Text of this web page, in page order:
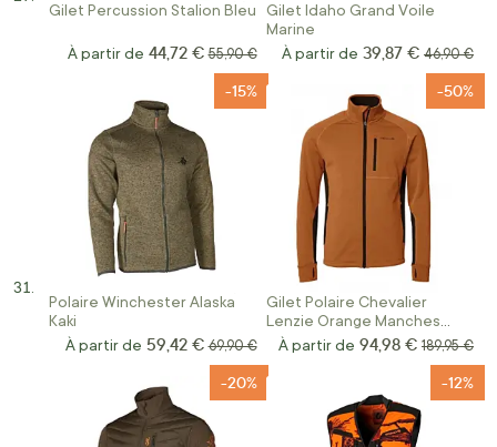
Gilet Percussion Stalion Bleu
À partir de 44,72 € Prix normal
55,90 €
Gilet Idaho Grand Voile
Marine
À partir de 39,87 € Prix
46,90 €
Polaire Winchester Alaska
Kaki
-15%
À partir de 59,42 € Prix normal
69,90 €
Gilet Polaire Chevalier
Lenzie Orange Manches
Longues
-50%
À partir de 94,98 € Prix normal
189,95 €
-20% -12%